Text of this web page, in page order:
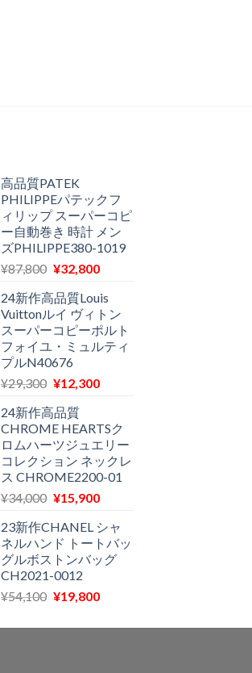
高品質PATEK
PHILIPPEパテックフ
ィリップ スーパーコピ
ー自動巻き 時計 メン
ズPHILIPPE380-1019
¥87,800 元
価
格
は
¥87,800
で
し
た。
¥32,800現
の
価
格
は
で
24新作高品質Louis
Vuittonルイ ヴィトン
スーパーコピーポルト
フォイユ・ミュルティ
プルN40676
¥29,300 元
価
格
は
¥29,300
で
し
¥12,300現
価
格
は
¥12,300
で
24新作高品質
CHROME HEARTSク
ロムハーツジュエリー
コレクション ネックレ
ス CHROME2200-01
¥34,000 元
価
格
は
¥34,000
で
た。
¥15,900現
の
価
格
¥15,900
す。
23新作CHANEL シャ
ネルハンド トートバッ
グルボストンバッグ
CH2021-0012
¥54,100 元
価
¥19,800現
の